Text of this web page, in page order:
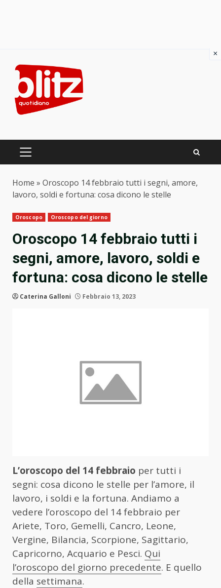
content
PRIMARY
Home » Oroscopo 14 febbraio tutti i segni, amore,
lavoro, soldi e fortuna: cosa dicono le stelle
Oroscopo Oroscopo del giorno
Oroscopo 14 febbraio tutti i
segni, amore, lavoro, soldi e
fortuna: cosa dicono le stelle
Caterina Galloni Febbraio 13, 2023
L’oroscopo del 14 febbraio per tutti i
segni: cosa dicono le stelle per l’amore, il
lavoro, i soldi e la fortuna. Andiamo a
vedere l’oroscopo del 14 febbraio per
Ariete, Toro, Gemelli, Cancro, Leone,
Vergine, Bilancia, Scorpione, Sagittario,
Capricorno, Acquario e Pesci. Qui
l’oroscopo del giorno precedente. E quello
della settimana.
×